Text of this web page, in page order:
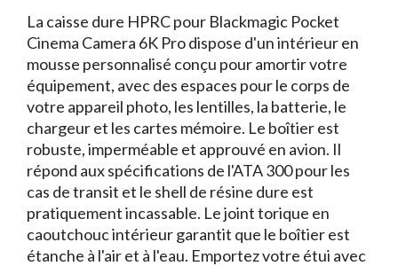
La caisse dure HPRC pour Blackmagic Pocket
Cinema Camera 6K Pro dispose d'un intérieur en
mousse personnalisé conçu pour amortir votre
équipement, avec des espaces pour le corps de
votre appareil photo, les lentilles, la batterie, le
chargeur et les cartes mémoire. Le boîtier est
robuste, imperméable et approuvé en avion. Il
répond aux spécifications de l'ATA 300 pour les
cas de transit et le shell de résine dure est
pratiquement incassable. Le joint torique en
caoutchouc intérieur garantit que le boîtier est
étanche à l'air et à l'eau. Emportez votre étui avec